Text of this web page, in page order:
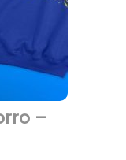
–